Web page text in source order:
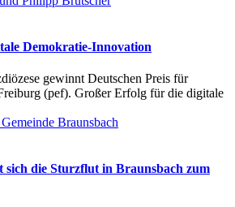
Demokratie-Innovation
gewinnt Deutschen Preis für
(pef). Großer Erfolg für die digitale
sich die Sturzflut in Braunsbach zum